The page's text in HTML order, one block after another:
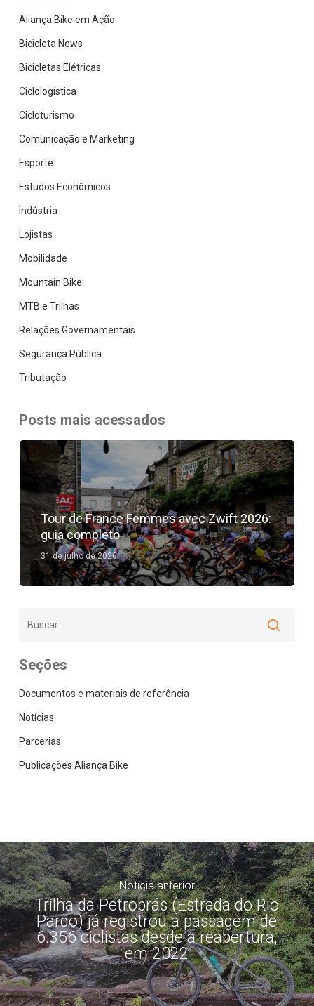
Aliança Bike em Ação
Bicicleta News
Bicicletas Elétricas
Ciclologística
Cicloturismo
Comunicação e Marketing
Esporte
Estudos Econômicos
Indústria
Lojistas
Mobilidade
Mountain Bike
MTB e Trilhas
Relações Governamentais
Segurança Pública
Tributação
Posts mais acessados
Tour de France Femmes avec Zwift 2026:
guia completo
31 de julho de 2026
Seções
Documentos e materiais de referência
Notícias
Parcerias
Publicações Aliança Bike
Notícia anterior
Trilha da Petrobrás (Estrada do Rio
Pardo) já registrou a passagem de
6.356 ciclistas desde a reabertura,
em 2022